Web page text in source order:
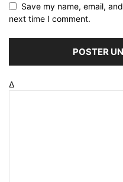
Save my name, email,
next time I comment.
Δ